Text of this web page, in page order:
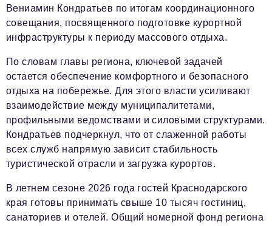
Вениамин Кондратьев по итогам координационного
совещания, посвященного подготовке курортной
инфраструктуры к периоду массового отдыха.
По словам главы региона, ключевой задачей
остается обеспечение комфортного и безопасного
отдыха на побережье. Для этого власти усиливают
взаимодействие между муниципалитетами,
профильными ведомствами и силовыми структурами.
Кондратьев подчеркнул, что от слаженной работы
всех служб напрямую зависит стабильность
туристической отрасли и загрузка курортов.
В летнем сезоне 2026 года гостей Краснодарского
края готовы принимать свыше 10 тысяч гостиниц,
санаториев и отелей. Общий номерной фонд региона